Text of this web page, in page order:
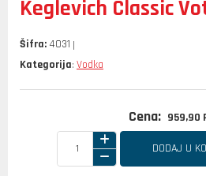
Keglevich Classic
Šifra: 4031
Kategorija: Vodka
Cena: 959,90
DODAJ U